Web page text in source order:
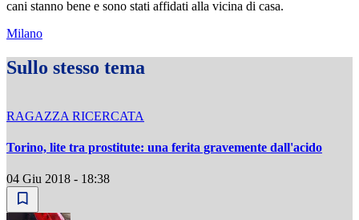
cani stanno bene e sono stati affidati alla vicina di casa.
Milano
Sullo stesso tema
RAGAZZA RICERCATA
Torino, lite tra prostitute: una ferita gravemente dall'acido
04 Giu 2018 - 18:38